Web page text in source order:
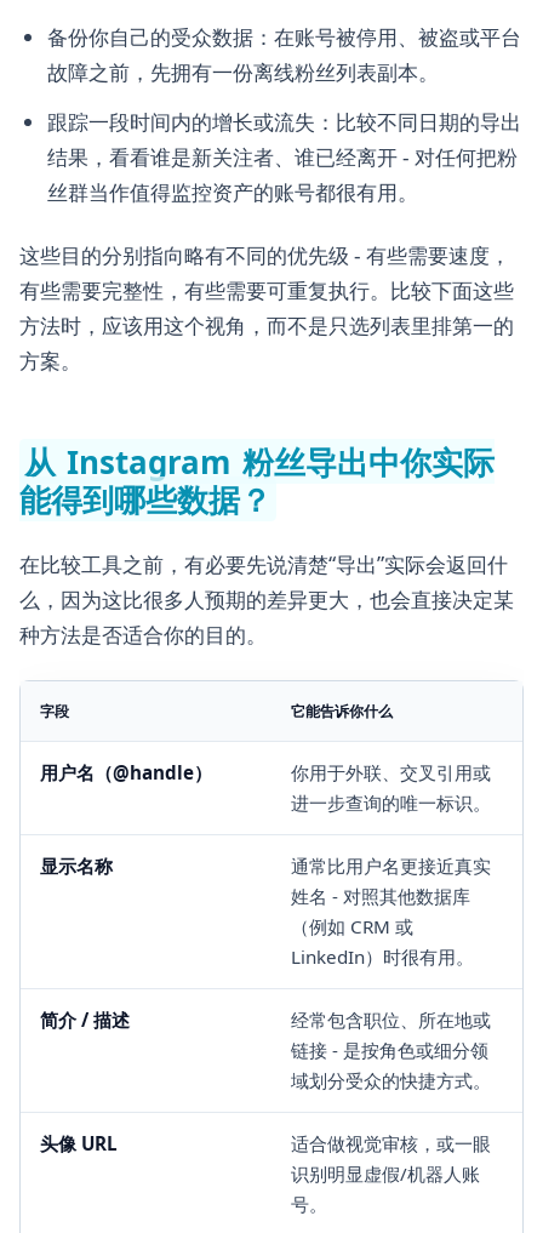
备份你自己的受众数据：在账号被停用、被盗或平台
故障之前，先拥有一份离线粉丝列表副本。
跟踪一段时间内的增长或流失：比较不同日期的导出
结果，看看谁是新关注者、谁已经离开 - 对任何把粉
丝群当作值得监控资产的账号都很有用。
这些目的分别指向略有不同的优先级 - 有些需要速度，
有些需要完整性，有些需要可重复执行。比较下面这些
方法时，应该用这个视角，而不是只选列表里排第一的
方案。
从 Instagram 粉丝导出中你实际
能得到哪些数据？
在比较工具之前，有必要先说清楚“导出”实际会返回什
么，因为这比很多人预期的差异更大，也会直接决定某
种方法是否适合你的目的。
字段 它能告诉你什么
用户名（@handle）
你用于外联、交叉引用或
进一步查询的唯一标识。
显示名称
通常比用户名更接近真实
姓名 - 对照其他数据库
（例如 CRM 或
LinkedIn）时很有用。
简介 / 描述
经常包含职位、所在地或
链接 - 是按角色或细分领
域划分受众的快捷方式。
头像 URL
适合做视觉审核，或一眼
识别明显虚假/机器人账
号。